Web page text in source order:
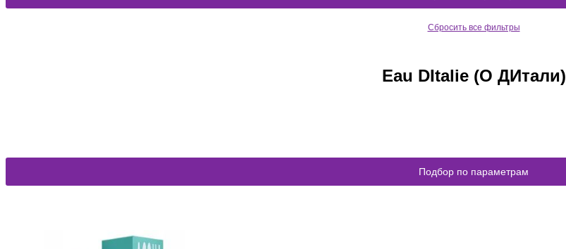
Сбросить все фильтры
Eau DItalie (О ДИтали)
Подбор по параметрам